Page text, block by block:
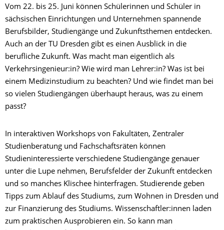
Vom 22. bis 25. Juni können Schülerinnen und Schüler in
sächsischen Einrichtungen und Unternehmen spannende
Berufsbilder, Studiengänge und Zukunftsthemen entdecken.
Auch an der TU Dresden gibt es einen Ausblick in die
berufliche Zukunft. Was macht man eigentlich als
Verkehrsingenieur:in? Wie wird man Lehrer:in? Was ist bei
einem Medizinstudium zu beachten? Und wie findet man bei
so vielen Studiengängen überhaupt heraus, was zu einem
passt?
In interaktiven Workshops von Fakultäten, Zentraler
Studienberatung und Fachschaftsräten können
Studieninteressierte verschiedene Studiengänge genauer
unter die Lupe nehmen, Berufsfelder der Zukunft entdecken
und so manches Klischee hinterfragen. Studierende geben
Tipps zum Ablauf des Studiums, zum Wohnen in Dresden und
zur Finanzierung des Studiums. Wissenschaftler:innen laden
zum praktischen Ausprobieren ein. So kann man